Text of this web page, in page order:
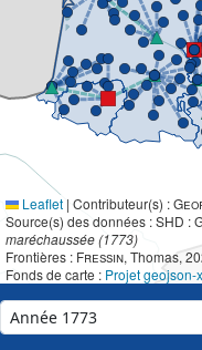
Leaflet | Contributeur(s) :
Source(s) des données : SHD :
maréchaussée (1773)
Frontières : Fressin, Thomas,
Fonds de carte : Projet geojson-